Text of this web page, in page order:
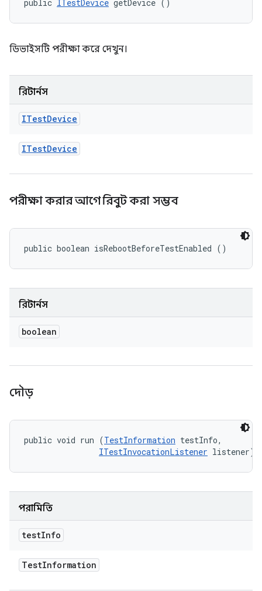
public ITestDevice getDevice ()
ডিভাইসটি পরীক্ষা করে দেখুন।
রিটার্নস
ITestDevice
ITestDevice
পরীক্ষা করার আগে রিবুট করা সম্ভব
public boolean isRebootBeforeTestEnabled ()
রিটার্নস
boolean
দৌড়
public void run (TestInformation testInfo,
ITestInvocationListener listener)
পরামিতি
testInfo
TestInformation